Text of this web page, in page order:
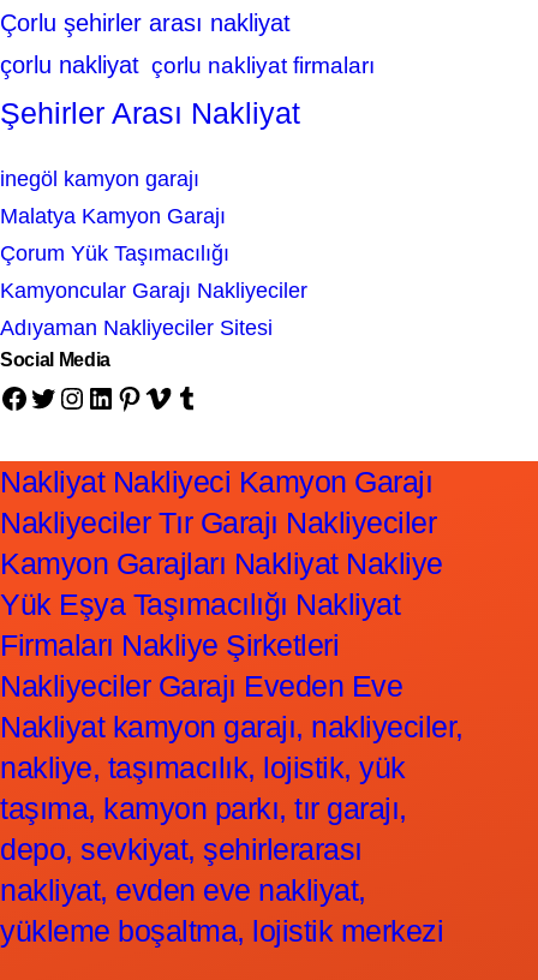
Çorlu şehirler arası nakliyat
çorlu nakliyat çorlu nakliyat firmaları
Şehirler Arası Nakliyat
inegöl kamyon garajı
Malatya Kamyon Garajı
Çorum Yük Taşımacılığı
Kamyoncular Garajı Nakliyeciler
Adıyaman Nakliyeciler Sitesi
Social Media
Facebook Twitter Instagram LinkedIn Pinterest Vimeo Tumblr
Nakliyat Nakliyeci Kamyon Garajı
Nakliyeciler Tır Garajı Nakliyeciler
Kamyon Garajları Nakliyat Nakliye
Yük Eşya Taşımacılığı Nakliyat
Firmaları Nakliye Şirketleri
Nakliyeciler Garajı Eveden Eve
Nakliyat kamyon garajı, nakliyeciler,
nakliye, taşımacılık, lojistik, yük
taşıma, kamyon parkı, tır garajı,
depo, sevkiyat, şehirlerarası
nakliyat, evden eve nakliyat,
yükleme boşaltma, lojistik merkezi